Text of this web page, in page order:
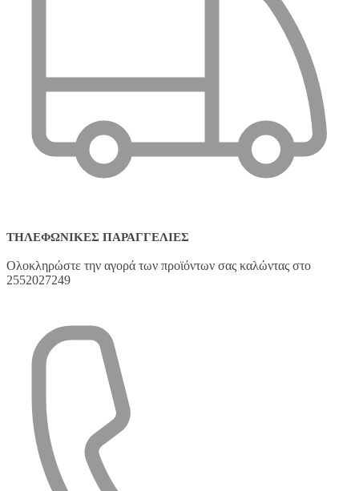
ΤΗΛΕΦΩΝΙΚΈΣ ΠΑΡΑΓΓΕΛΊΕΣ
Ολοκληρώστε την αγορά των προϊόντων σας καλώντας στο
2552027249